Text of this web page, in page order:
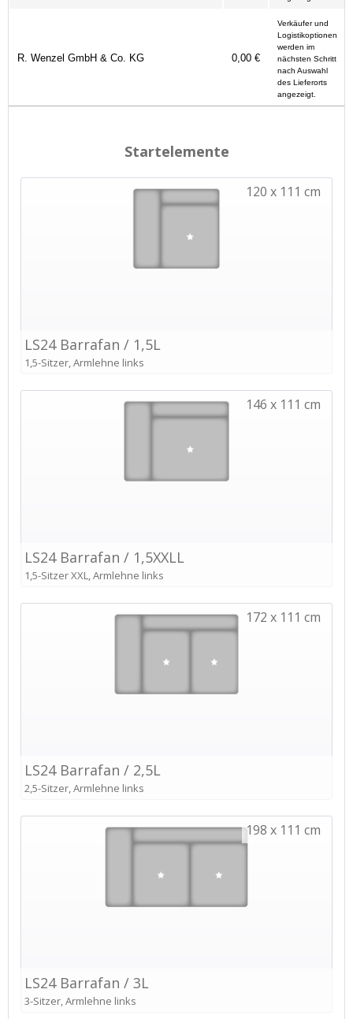
R. Wenzel GmbH & Co. KG 0,00 €
Verkäufer und
Logistikoptionen
werden im
nächsten Schritt
nach Auswahl
des Lieferorts
angezeigt.